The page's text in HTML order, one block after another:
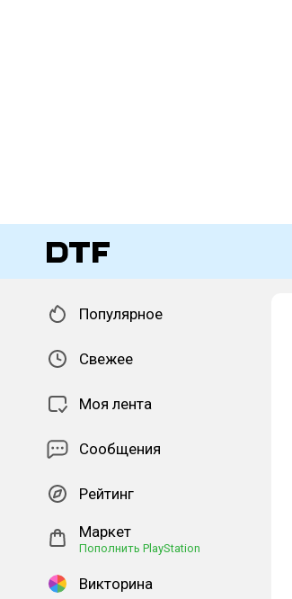
Популярное
Свежее
Моя лента
Сообщения
Рейтинг
Маркет
Пополнить PlayStation
Викторина